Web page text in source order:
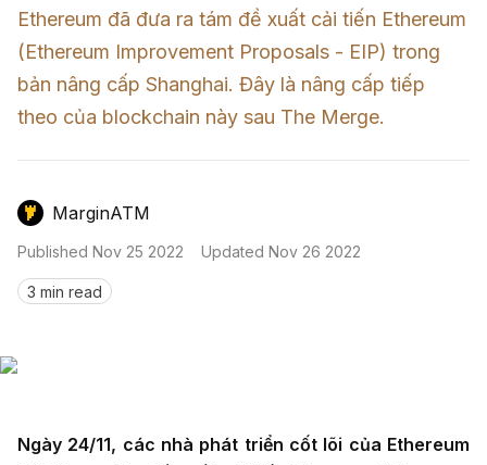
Kinh Nghiệm Đầu Tư
Sàn Giao Dịch
Công Cụ Đầu Tư
Mô Hình Biểu Đồ Giá
GameFi
Sign in
Ethereum đã đưa ra tám đề xuất cải tiến Ethereum
(Ethereum Improvement Proposals - EIP) trong
bản nâng cấp Shanghai. Đây là nâng cấp tiếp
theo của blockchain này sau The Merge.
MarginATM
Published Nov 25 2022 Updated Nov 26 2022
3 min read
Ngày 24/11, các nhà phát triển cốt lõi của Ethereum